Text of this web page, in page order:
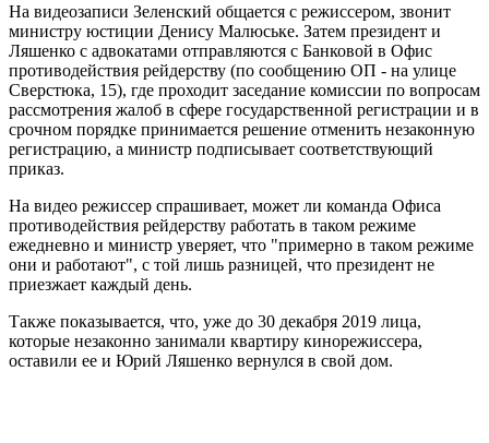
На видеозаписи Зеленский общается с режиссером, звонит
министру юстиции Денису Малюське. Затем президент и
Ляшенко с адвокатами отправляются с Банковой в Офис
противодействия рейдерству (по сообщению ОП - на улице
Сверстюка, 15), где проходит заседание комиссии по вопросам
рассмотрения жалоб в сфере государственной регистрации и в
срочном порядке принимается решение отменить незаконную
регистрацию, а министр подписывает соответствующий
приказ.
На видео режиссер спрашивает, может ли команда Офиса
противодействия рейдерству работать в таком режиме
ежедневно и министр уверяет, что "примерно в таком режиме
они и работают", с той лишь разницей, что президент не
приезжает каждый день.
Также показывается, что, уже до 30 декабря 2019 лица,
которые незаконно занимали квартиру кинорежиссера,
оставили ее и Юрий Ляшенко вернулся в свой дом.